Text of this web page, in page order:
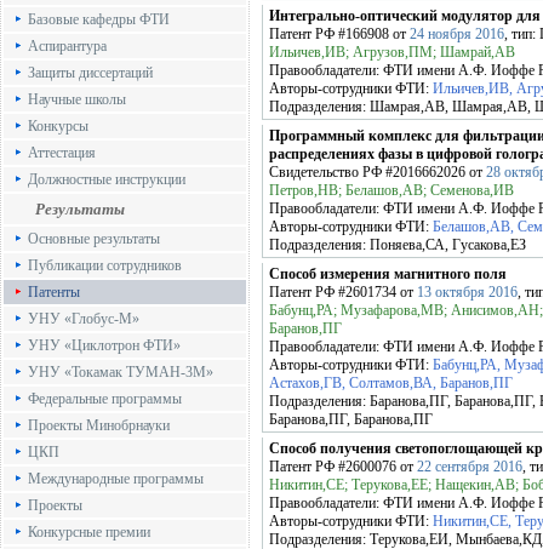
Базовые кафедры ФТИ
Аспирантура
Защиты диссертаций
Научные школы
Конкурсы
Аттестация
Должностные инструкции
Результаты
Основные результаты
Публикации сотрудников
Патенты
УНУ «Глобус-М»
УНУ «Циклотрон ФТИ»
УНУ «Токамак ТУМАН-3М»
Федеральные программы
Проекты Минобрнауки
ЦКП
Международные программы
Проекты
Конкурсные премии
Интегрально-оптический модулятор
Патент РФ #166908 от 24 ноября 2016, тип:
Ильичев,ИВ; Агрузов,ПМ; Шамрай,АВ
Правообладатели: ФТИ имени А.Ф. Иоффе
Авторы-сотрудники ФТИ: Ильичев,ИВ,
Подразделения: Шамрая,АВ, Шамрая,АВ,
Программный комплекс для
распределениях фазы в цифровой
Свидетельство РФ #2016662026 от 28
Петров,НВ; Белашов,АВ; Семенова,ИВ
Правообладатели: ФТИ имени А.Ф. Иоффе
Авторы-сотрудники ФТИ: Белашов,АВ,
Подразделения: Поняева,СА, Гусакова,ЕЗ
Способ измерения магнитного поля
Патент РФ #2601734 от 13 октября 2016,
Бабунц,РА; Музафарова,МВ;
Баранов,ПГ
Правообладатели: ФТИ имени А.Ф. Иоффе
Авторы-сотрудники ФТИ: Бабунц,РА,
Астахов,ГВ, Солтамов,ВА, Баранов,ПГ
Подразделения: Баранова,ПГ, Баранова,ПГ,
Баранова,ПГ, Баранова,ПГ
Способ получения светопоглощающей
Патент РФ #2600076 от 22 сентября 2016,
Никитин,СЕ; Терукова,ЕЕ; Нащекин,АВ;
Правообладатели: ФТИ имени А.Ф. Иоффе
Авторы-сотрудники ФТИ: Никитин,СЕ,
Подразделения: Терукова,ЕИ,